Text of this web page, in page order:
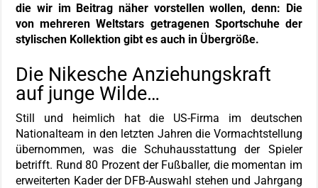
die wir im Beitrag näher vorstellen wollen, denn: Die
von mehreren Weltstars getragenen Sportschuhe der
stylischen Kollektion gibt es auch in Übergröße.
Die Nikesche Anziehungskraft
auf junge Wilde…
Still und heimlich hat die US-Firma im deutschen
Nationalteam in den letzten Jahren die Vormachtstellung
übernommen, was die Schuhausstattung der Spieler
betrifft. Rund 80 Prozent der Fußballer, die momentan im
erweiterten Kader der DFB-Auswahl stehen und Jahrgang